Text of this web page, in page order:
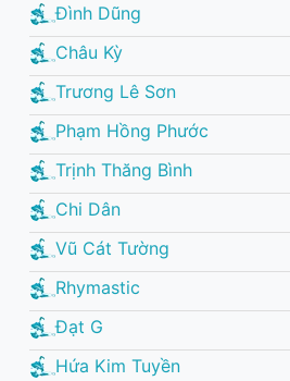
Đình Dũng
Châu Kỳ
Trương Lê Sơn
Phạm Hồng Phước
Trịnh Thăng Bình
Chi Dân
Vũ Cát Tường
Rhymastic
Đạt G
Hứa Kim Tuyền